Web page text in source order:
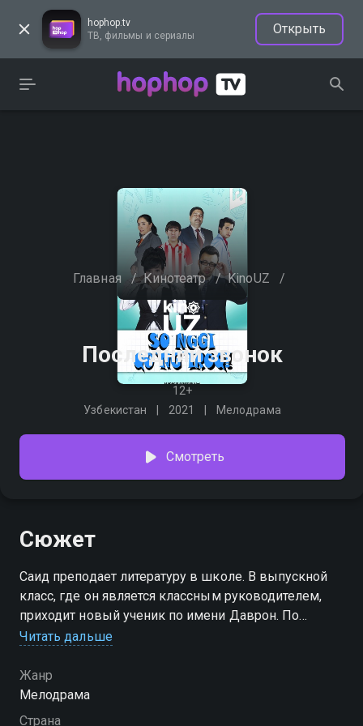
hophop.tv
ТВ, фильмы и сериалы
Открыть
Главная / Кинотеатр / KinoUZ /
Последний звонок
12+
Узбекистан
2021 Мелодрама
Смотреть
Сюжет
Саид преподает литературу в школе. В выпускной
класс, где он является классным руководителем,
приходит новый ученик по имени Даврон. По
сравнению с другими, он очень умный и
Наргиз, первой красавице класса. Это очень не
нравится Джамалю, потому что он был влюблен в
Наргиз. Не зная, как поступить он решает спросить
Читать дальше
Жанр
Мелодрама
Страна